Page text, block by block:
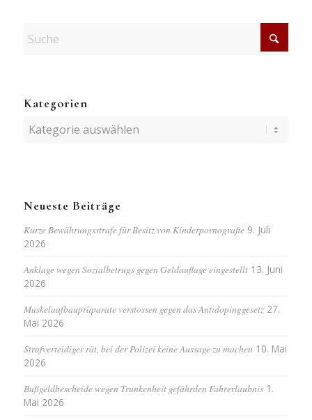
Kategorien
Kategorien
Neueste Beiträge
Kurze Bewährungsstrafe für Besitz von Kinderpornografie 9. Juli
2026
Anklage wegen Sozialbetrugs gegen Geldauflage eingestellt 13. Juni
2026
Muskelaufbaupräparate verstossen gegen das Antidopinggesetz 27.
Mai 2026
Strafverteidiger rät, bei der Polizei keine Aussage zu machen 10. Mai
2026
Bußgeldbescheide wegen Trunkenheit gefährden Fahrerlaubnis 1.
Mai 2026